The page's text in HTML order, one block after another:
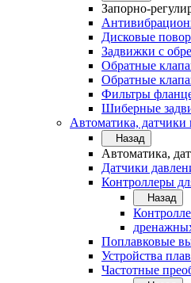
Запорно-
Дисковые
Задвижки с
Обратные
Обратные
Фильтры
Шиберные
Автоматика,
Назад
Автоматика,
Датчики
Контроллеры
Назад
Поплавковые
Устройства
Частотные